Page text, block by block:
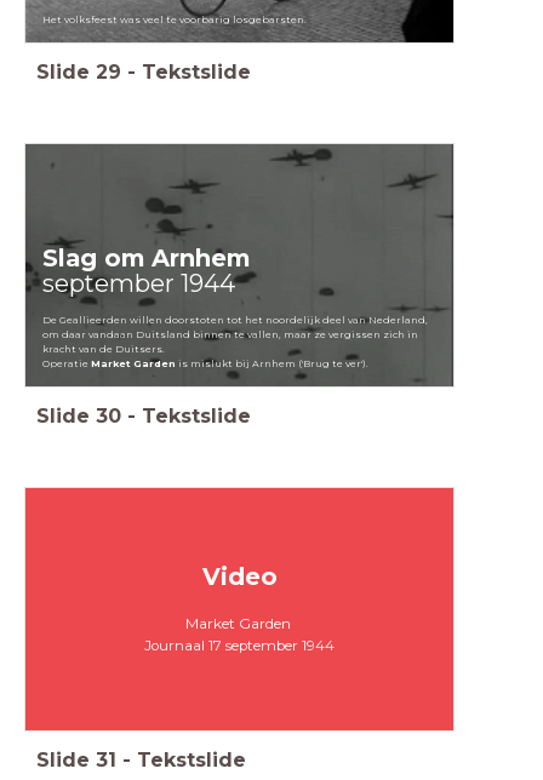
Het volksfeest was veel te voorbarig losgebarsten.
Slide 29 - Tekstslide
Slag om Arnhem
september 1944
De Geallieerden willen doorstoten tot het noordelijk deel van Nederland,
om daar vandaan Duitsland binnen te vallen, maar ze vergissen zich in
kracht van de Duitsers.
Operatie Market Garden is mislukt bij Arnhem ('Brug te ver').
Slide 30 - Tekstslide
Video
Market Garden
Journaal 17 september 1944
Slide 31 - Tekstslide